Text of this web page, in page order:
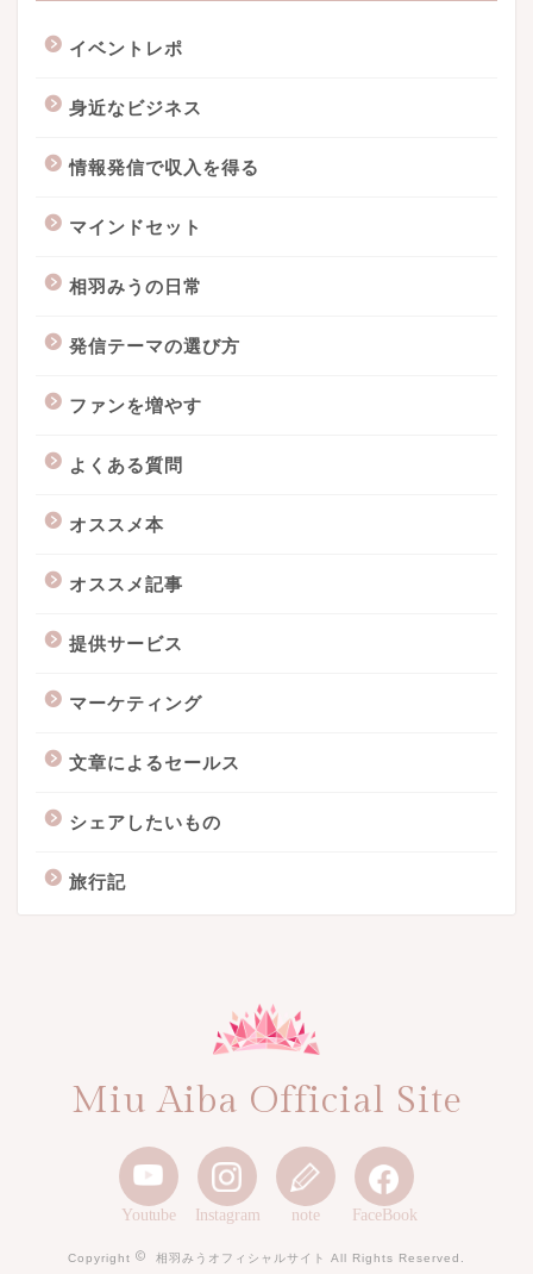
イベントレポ
身近なビジネス
情報発信で収入を得る
マインドセット
相羽みうの日常
発信テーマの選び方
ファンを増やす
よくある質問
オススメ本
オススメ記事
提供サービス
マーケティング
文章によるセールス
シェアしたいもの
旅行記
Miu Aiba Official Site
Youtube Instagram note FaceBook
Copyright 相羽みうオフィシャルサイト All Rights Reserved.